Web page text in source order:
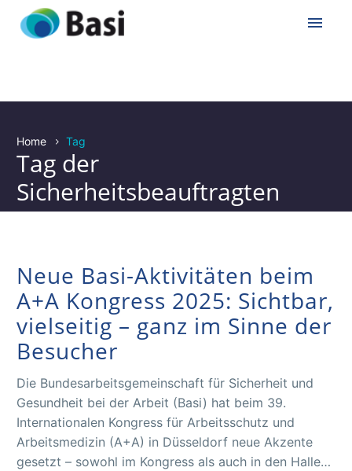
Home Tag
Tag der
Sicherheitsbeauftragten
Neue Basi-Aktivitäten beim
A+A Kongress 2025: Sichtbar,
vielseitig – ganz im Sinne der
Besucher
Die Bundesarbeitsgemeinschaft für Sicherheit und
Gesundheit bei der Arbeit (Basi) hat beim 39.
Internationalen Kongress für Arbeitsschutz und
Arbeitsmedizin (A+A) in Düsseldorf neue Akzente
gesetzt – sowohl im Kongress als auch in den Hallen